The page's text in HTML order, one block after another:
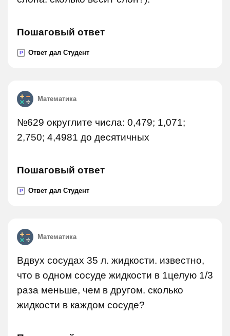
Пошаговый ответ
P Ответ дал Студент
Математика
№629 округлите числа: 0,479; 1,071;
2,750; 4,4981 до десятичных
Пошаговый ответ
P Ответ дал Студент
Математика
Вдвух сосудах 35 л. жидкости. известно,
что в одном сосуде жидкости в 1целую 1/3
раза меньше, чем в другом. сколько
жидкости в каждом сосуде?